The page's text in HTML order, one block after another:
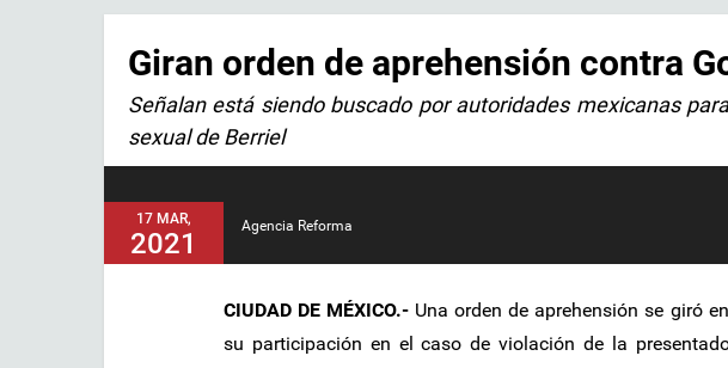
Giran orden de aprehensión contra
Señalan está siendo buscado por autoridades mexicanas
sexual de Berriel
17 MAR,
2021
Agencia Reforma
CIUDAD DE MÉXICO.- Una orden de aprehensión se giró
su participación en el caso de violación de la